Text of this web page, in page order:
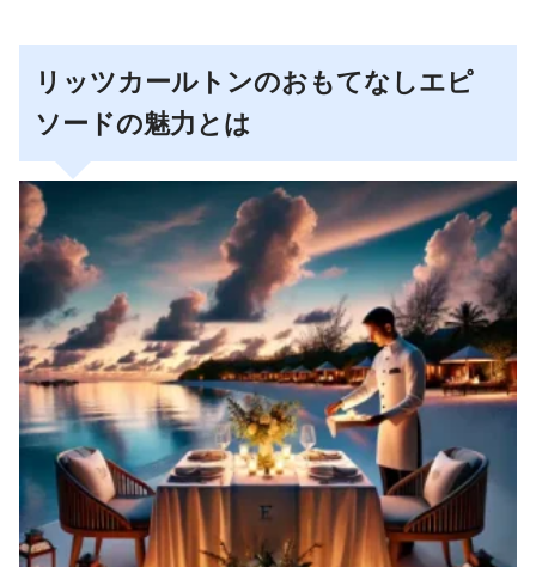
リッツカールトンのおもてなしエピ
ソードの魅力とは